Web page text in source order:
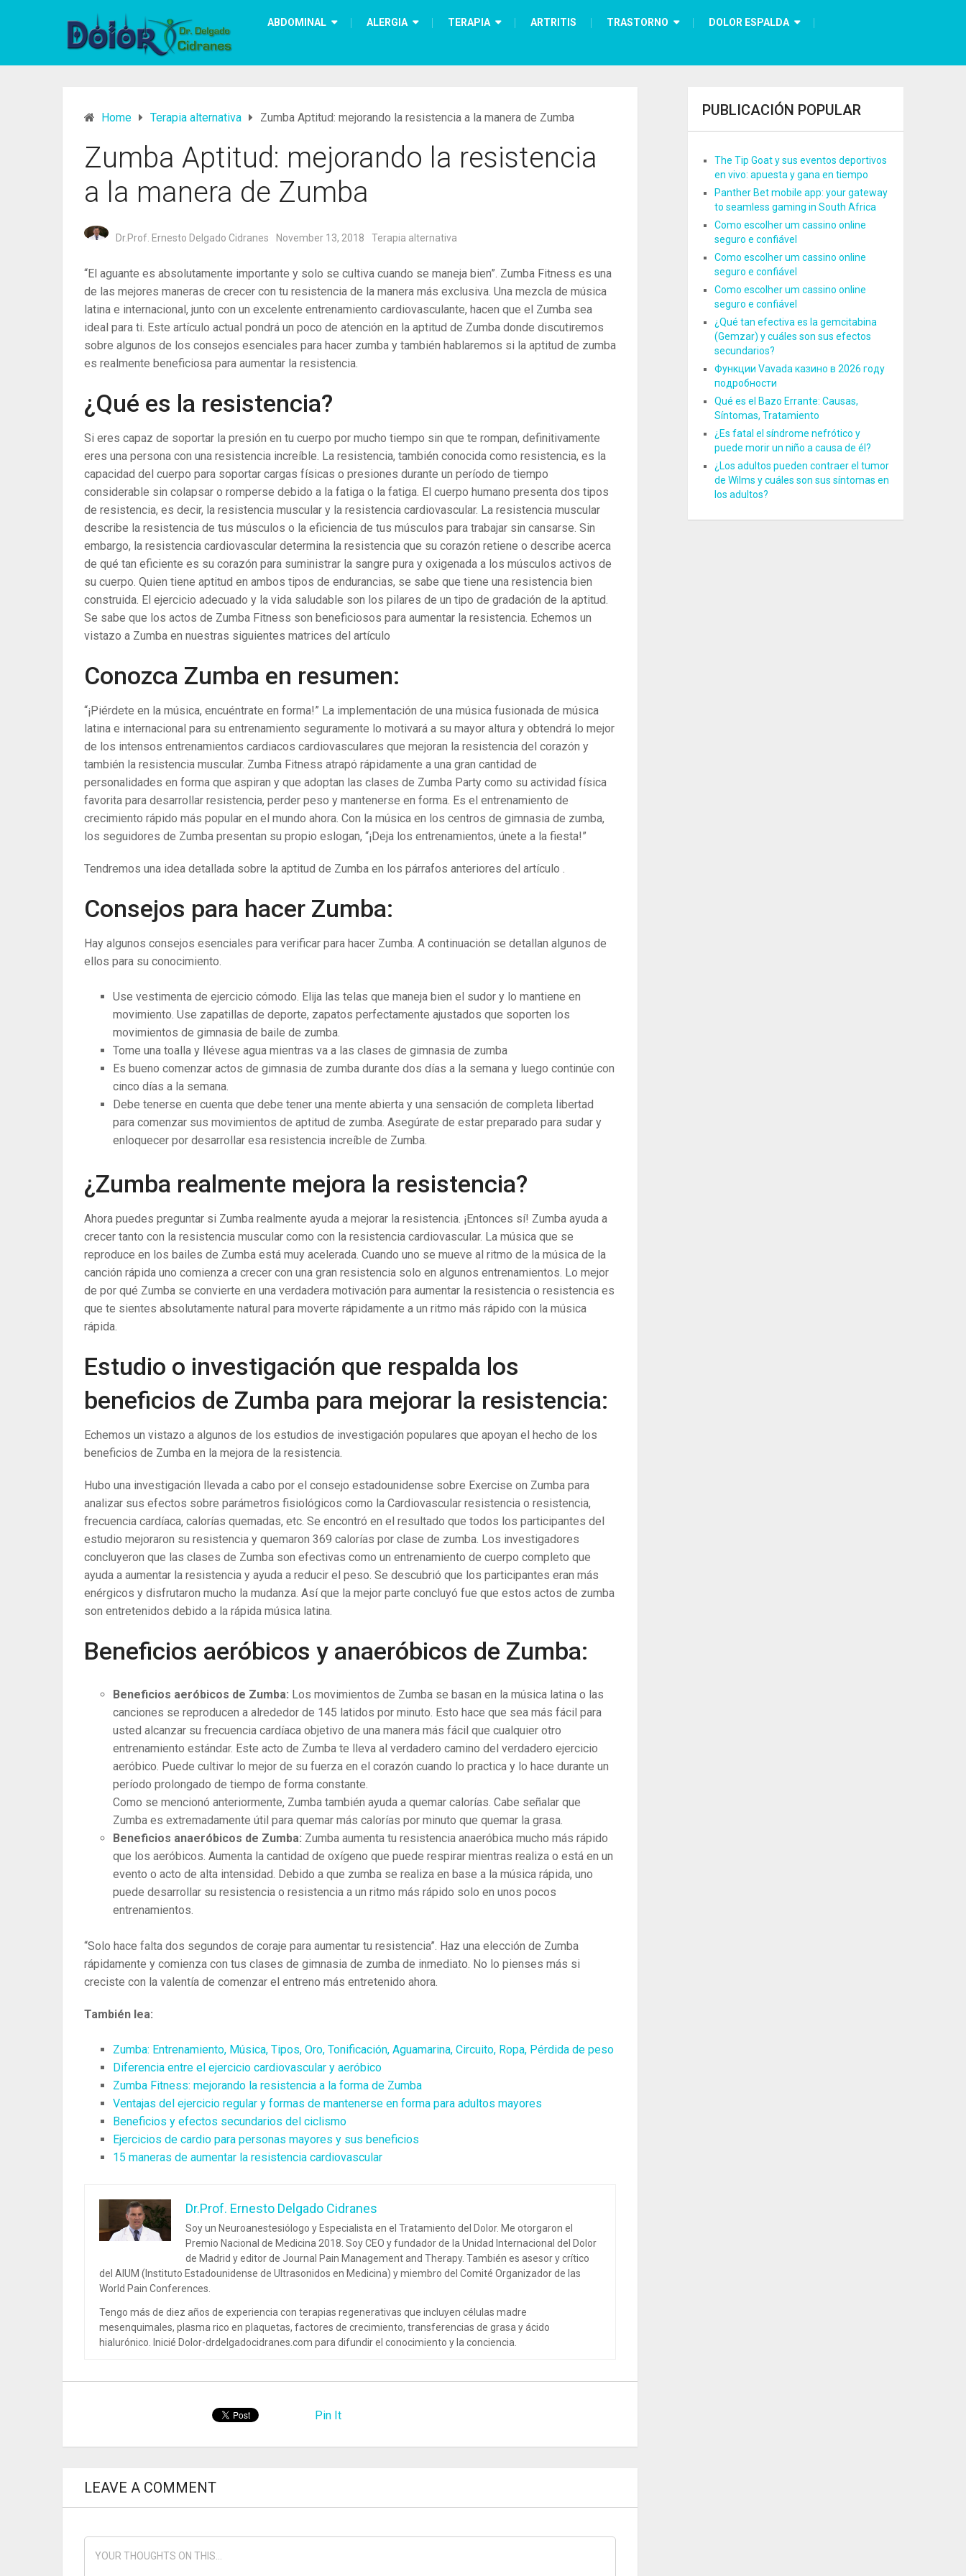
ABDOMINAL ALERGIA TERAPIA ARTRITIS TRASTORNO DOLOR ESPALDA
Home Terapia alternativa Zumba Aptitud: mejorando la resistencia a la manera de Zumba
Zumba Aptitud: mejorando la resistencia
a la manera de Zumba
Dr.Prof. Ernesto Delgado Cidranes November 13, 2018 Terapia alternativa
“El aguante es absolutamente importante y solo se cultiva cuando se maneja bien”. Zumba Fitness es una
de las mejores maneras de crecer con tu resistencia de la manera más exclusiva. Una mezcla de música
latina e internacional, junto con un excelente entrenamiento cardiovasculante, hacen que el Zumba sea
ideal para ti. Este artículo actual pondrá un poco de atención en la aptitud de Zumba donde discutiremos
sobre algunos de los consejos esenciales para hacer zumba y también hablaremos si la aptitud de zumba
es realmente beneficiosa para aumentar la resistencia.
¿Qué es la resistencia?
Si eres capaz de soportar la presión en tu cuerpo por mucho tiempo sin que te rompan, definitivamente
eres una persona con una resistencia increíble. La resistencia, también conocida como resistencia, es la
capacidad del cuerpo para soportar cargas físicas o presiones durante un período de tiempo
considerable sin colapsar o romperse debido a la fatiga o la fatiga. El cuerpo humano presenta dos tipos
de resistencia, es decir, la resistencia muscular y la resistencia cardiovascular. La resistencia muscular
describe la resistencia de tus músculos o la eficiencia de tus músculos para trabajar sin cansarse. Sin
embargo, la resistencia cardiovascular determina la resistencia que su corazón retiene o describe acerca
de qué tan eficiente es su corazón para suministrar la sangre pura y oxigenada a los músculos activos de
su cuerpo. Quien tiene aptitud en ambos tipos de endurancias, se sabe que tiene una resistencia bien
construida. El ejercicio adecuado y la vida saludable son los pilares de un tipo de gradación de la aptitud.
Se sabe que los actos de Zumba Fitness son beneficiosos para aumentar la resistencia. Echemos un
vistazo a Zumba en nuestras siguientes matrices del artículo
Conozca Zumba en resumen:
“¡Piérdete en la música, encuéntrate en forma!” La implementación de una música fusionada de música
latina e internacional para su entrenamiento seguramente lo motivará a su mayor altura y obtendrá lo mejor
de los intensos entrenamientos cardiacos cardiovasculares que mejoran la resistencia del corazón y
también la resistencia muscular. Zumba Fitness atrapó rápidamente a una gran cantidad de
personalidades en forma que aspiran y que adoptan las clases de Zumba Party como su actividad física
favorita para desarrollar resistencia, perder peso y mantenerse en forma. Es el entrenamiento de
crecimiento rápido más popular en el mundo ahora. Con la música en los centros de gimnasia de zumba,
los seguidores de Zumba presentan su propio eslogan, “¡Deja los entrenamientos, únete a la fiesta!”
Tendremos una idea detallada sobre la aptitud de Zumba en los párrafos anteriores del artículo .
Consejos para hacer Zumba:
Hay algunos consejos esenciales para verificar para hacer Zumba. A continuación se detallan algunos de
ellos para su conocimiento.
Use vestimenta de ejercicio cómodo. Elija las telas que maneja bien el sudor y lo mantiene en
movimiento. Use zapatillas de deporte, zapatos perfectamente ajustados que soporten los
movimientos de gimnasia de baile de zumba.
Tome una toalla y llévese agua mientras va a las clases de gimnasia de zumba
Es bueno comenzar actos de gimnasia de zumba durante dos días a la semana y luego continúe con
cinco días a la semana.
Debe tenerse en cuenta que debe tener una mente abierta y una sensación de completa libertad
para comenzar sus movimientos de aptitud de zumba. Asegúrate de estar preparado para sudar y
enloquecer por desarrollar esa resistencia increíble de Zumba.
¿Zumba realmente mejora la resistencia?
Ahora puedes preguntar si Zumba realmente ayuda a mejorar la resistencia. ¡Entonces sí! Zumba ayuda a
crecer tanto con la resistencia muscular como con la resistencia cardiovascular. La música que se
reproduce en los bailes de Zumba está muy acelerada. Cuando uno se mueve al ritmo de la música de la
canción rápida uno comienza a crecer con una gran resistencia solo en algunos entrenamientos. Lo mejor
de por qué Zumba se convierte en una verdadera motivación para aumentar la resistencia o resistencia es
que te sientes absolutamente natural para moverte rápidamente a un ritmo más rápido con la música
rápida.
Estudio o investigación que respalda los
beneficios de Zumba para mejorar la resistencia:
Echemos un vistazo a algunos de los estudios de investigación populares que apoyan el hecho de los
beneficios de Zumba en la mejora de la resistencia.
Hubo una investigación llevada a cabo por el consejo estadounidense sobre Exercise on Zumba para
analizar sus efectos sobre parámetros fisiológicos como la Cardiovascular resistencia o resistencia,
frecuencia cardíaca, calorías quemadas, etc. Se encontró en el resultado que todos los participantes del
estudio mejoraron su resistencia y quemaron 369 calorías por clase de zumba. Los investigadores
concluyeron que las clases de Zumba son efectivas como un entrenamiento de cuerpo completo que
ayuda a aumentar la resistencia y ayuda a reducir el peso. Se descubrió que los participantes eran más
enérgicos y disfrutaron mucho la mudanza. Así que la mejor parte concluyó fue que estos actos de zumba
son entretenidos debido a la rápida música latina.
Beneficios aeróbicos y anaeróbicos de Zumba:
Beneficios aeróbicos de Zumba: Los movimientos de Zumba se basan en la música latina o las
canciones se reproducen a alrededor de 145 latidos por minuto. Esto hace que sea más fácil para
usted alcanzar su frecuencia cardíaca objetivo de una manera más fácil que cualquier otro
entrenamiento estándar. Este acto de Zumba te lleva al verdadero camino del verdadero ejercicio
aeróbico. Puede cultivar lo mejor de su fuerza en el corazón cuando lo practica y lo hace durante un
período prolongado de tiempo de forma constante.
Como se mencionó anteriormente, Zumba también ayuda a quemar calorías. Cabe señalar que
Zumba es extremadamente útil para quemar más calorías por minuto que quemar la grasa.
Beneficios anaeróbicos de Zumba: Zumba aumenta tu resistencia anaeróbica mucho más rápido
que los aeróbicos. Aumenta la cantidad de oxígeno que puede respirar mientras realiza o está en un
evento o acto de alta intensidad. Debido a que zumba se realiza en base a la música rápida, uno
puede desarrollar su resistencia o resistencia a un ritmo más rápido solo en unos pocos
entrenamientos.
“Solo hace falta dos segundos de coraje para aumentar tu resistencia”. Haz una elección de Zumba
rápidamente y comienza con tus clases de gimnasia de zumba de inmediato. No lo pienses más si
creciste con la valentía de comenzar el entreno más entretenido ahora.
También lea:
Zumba: Entrenamiento, Música, Tipos, Oro, Tonificación, Aguamarina, Circuito, Ropa, Pérdida de peso
Diferencia entre el ejercicio cardiovascular y aeróbico
Zumba Fitness: mejorando la resistencia a la forma de Zumba
Ventajas del ejercicio regular y formas de mantenerse en forma para adultos mayores
Beneficios y efectos secundarios del ciclismo
Ejercicios de cardio para personas mayores y sus beneficios
15 maneras de aumentar la resistencia cardiovascular
Dr.Prof. Ernesto Delgado Cidranes
Soy un Neuroanestesiólogo y Especialista en el Tratamiento del Dolor. Me otorgaron el
Premio Nacional de Medicina 2018. Soy CEO y fundador de la Unidad Internacional del Dolor
de Madrid y editor de Journal Pain Management and Therapy. También es asesor y crítico
del AIUM (Instituto Estadounidense de Ultrasonidos en Medicina) y miembro del Comité Organizador de las
World Pain Conferences.
Tengo más de diez años de experiencia con terapias regenerativas que incluyen células madre
mesenquimales, plasma rico en plaquetas, factores de crecimiento, transferencias de grasa y ácido
hialurónico. Inicié Dolor-drdelgadocidranes.com para difundir el conocimiento y la conciencia.
Pin It
LEAVE A COMMENT
PUBLICACIÓN POPULAR
The Tip Goat y sus eventos deportivos
en vivo: apuesta y gana en tiempo
Panther Bet mobile app: your gateway
to seamless gaming in South Africa
Como escolher um cassino online
seguro e confiável
Como escolher um cassino online
seguro e confiável
Como escolher um cassino online
seguro e confiável
¿Qué tan efectiva es la gemcitabina
(Gemzar) y cuáles son sus efectos
secundarios?
Функции Vavada казино в 2026 году
подробности
Qué es el Bazo Errante: Causas,
Síntomas, Tratamiento
¿Es fatal el síndrome nefrótico y
puede morir un niño a causa de él?
¿Los adultos pueden contraer el tumor
de Wilms y cuáles son sus síntomas en
los adultos?